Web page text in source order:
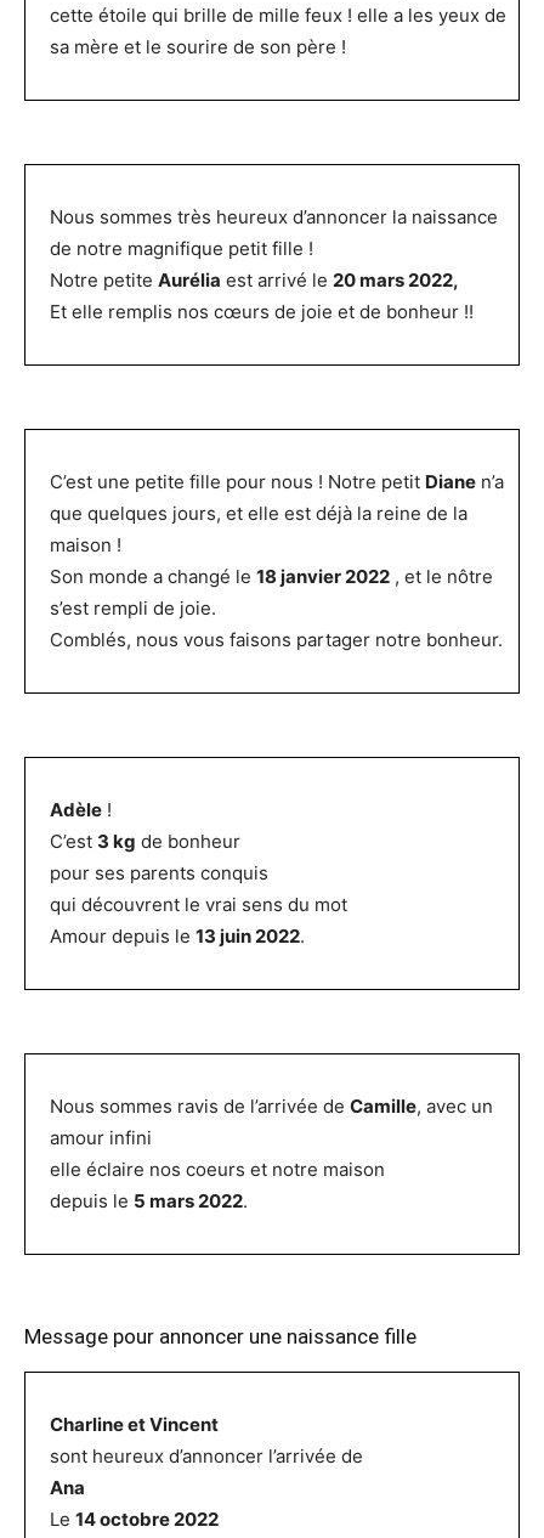
cette étoile qui brille de mille feux ! elle a les yeux de
sa mère et le sourire de son père !
Nous sommes très heureux d’annoncer la naissance
de notre magnifique petit fille !
Notre petite Aurélia est arrivé le 20 mars 2022,
Et elle remplis nos cœurs de joie et de bonheur !!
C’est une petite fille pour nous ! Notre petit Diane n’a
que quelques jours, et elle est déjà la reine de la
maison !
Son monde a changé le 18 janvier 2022 , et le nôtre
s’est rempli de joie.
Comblés, nous vous faisons partager notre bonheur.
Adèle !
C’est 3 kg de bonheur
pour ses parents conquis
qui découvrent le vrai sens du mot
Amour depuis le 13 juin 2022.
Nous sommes ravis de l’arrivée de Camille, avec un
amour infini
elle éclaire nos coeurs et notre maison
depuis le 5 mars 2022.
Message pour annoncer une naissance fille
Charline et Vincent
sont heureux d’annoncer l’arrivée de
Ana
Le 14 octobre 2022